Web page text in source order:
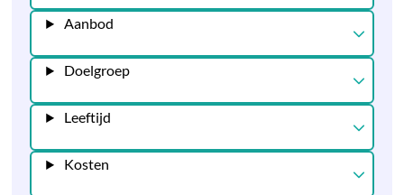
Aanbod
Doelgroep
Leeftijd
Kosten